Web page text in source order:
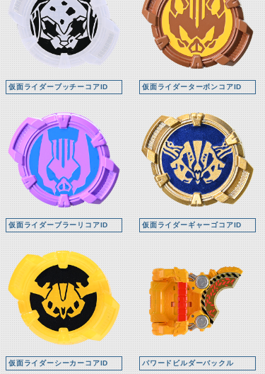
仮面ライダーブッチーコアID 仮面ライダーターボンコアID
仮面ライダーブラーリコアID 仮面ライダーギャーゴコアID
仮面ライダーシーカーコアID パワードビルダーバックル